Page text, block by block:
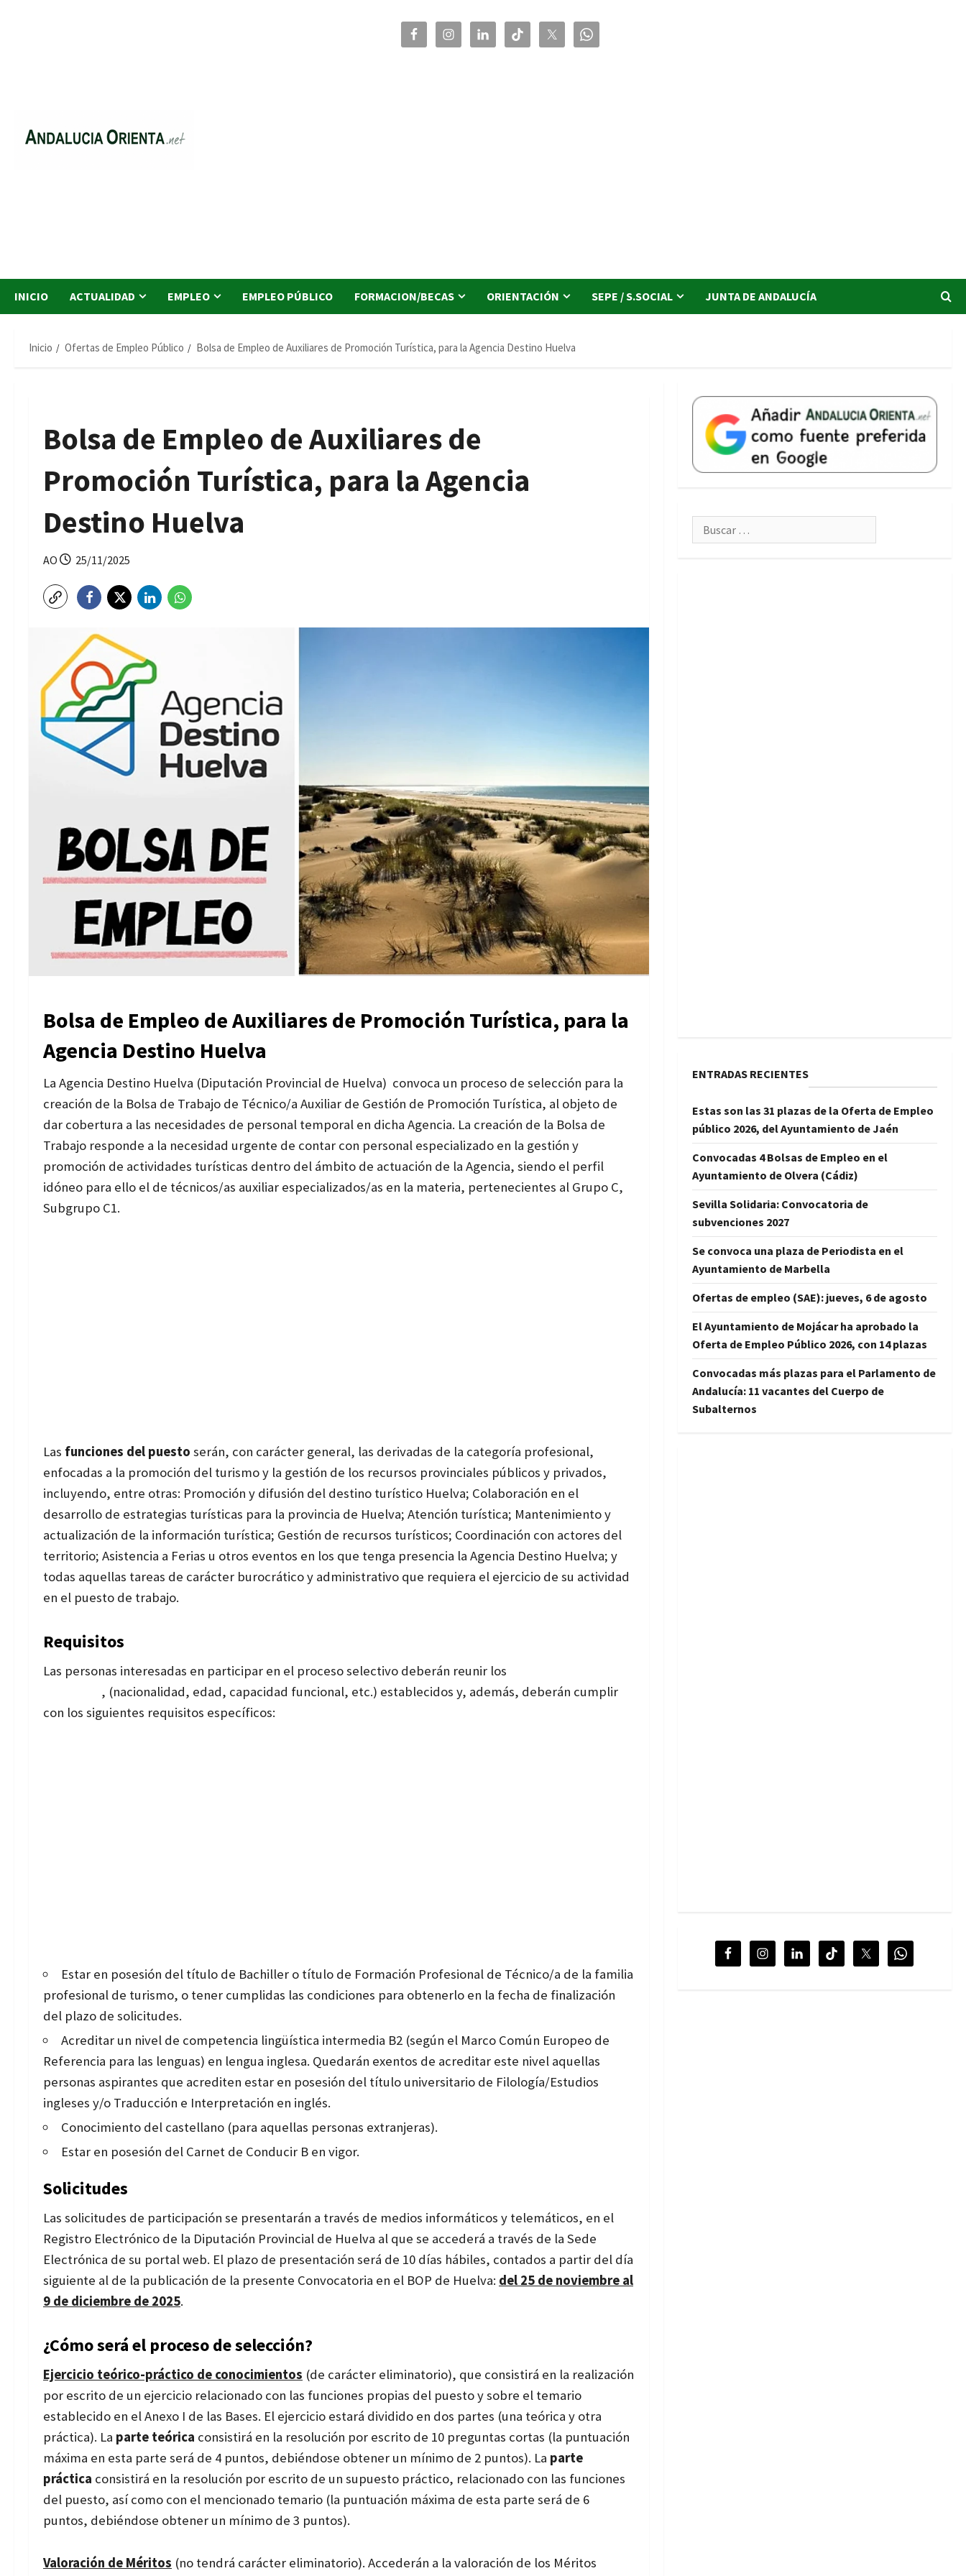
INICIO ACTUALIDAD EMPLEO EMPLEO PÚBLICO FORMACION/BECAS ORIENTACIÓN SEPE / S.SOCIAL JUNTA DE ANDALUCÍA
Inicio Ofertas de Empleo Público Bolsa de Empleo de Auxiliares de Promoción Turística, para la Agencia Destino Huelva
Bolsa de Empleo de Auxiliares de
Promoción Turística, para la Agencia
Destino Huelva
AO 25/11/2025
Bolsa de Empleo de Auxiliares de Promoción Turística, para la
Agencia Destino Huelva
La Agencia Destino Huelva (Diputación Provincial de Huelva) convoca un proceso de selección para la
creación de la Bolsa de Trabajo de Técnico/a Auxiliar de Gestión de Promoción Turística, al objeto de
dar cobertura a las necesidades de personal temporal en dicha Agencia. La creación de la Bolsa de
Trabajo responde a la necesidad urgente de contar con personal especializado en la gestión y
promoción de actividades turísticas dentro del ámbito de actuación de la Agencia, siendo el perfil
idóneo para ello el de técnicos/as auxiliar especializados/as en la materia, pertenecientes al Grupo C,
Subgrupo C1.
Las funciones del puesto serán, con carácter general, las derivadas de la categoría profesional,
enfocadas a la promoción del turismo y la gestión de los recursos provinciales públicos y privados,
incluyendo, entre otras: Promoción y difusión del destino turístico Huelva; Colaboración en el
desarrollo de estrategias turísticas para la provincia de Huelva; Atención turística; Mantenimiento y
actualización de la información turística; Gestión de recursos turísticos; Coordinación con actores del
territorio; Asistencia a Ferias u otros eventos en los que tenga presencia la Agencia Destino Huelva; y
todas aquellas tareas de carácter burocrático y administrativo que requiera el ejercicio de su actividad
en el puesto de trabajo.
Requisitos
Las personas interesadas en participar en el proceso selectivo deberán reunir los
, (nacionalidad, edad, capacidad funcional, etc.) establecidos y, además, deberán cumplir
con los siguientes requisitos específicos:
Estar en posesión del título de Bachiller o título de Formación Profesional de Técnico/a de la familia
profesional de turismo, o tener cumplidas las condiciones para obtenerlo en la fecha de finalización
del plazo de solicitudes.
Acreditar un nivel de competencia lingüística intermedia B2 (según el Marco Común Europeo de
Referencia para las lenguas) en lengua inglesa. Quedarán exentos de acreditar este nivel aquellas
personas aspirantes que acrediten estar en posesión del título universitario de Filología/Estudios
ingleses y/o Traducción e Interpretación en inglés.
Conocimiento del castellano (para aquellas personas extranjeras).
Estar en posesión del Carnet de Conducir B en vigor.
Solicitudes
Las solicitudes de participación se presentarán a través de medios informáticos y telemáticos, en el
Registro Electrónico de la Diputación Provincial de Huelva al que se accederá a través de la Sede
Electrónica de su portal web. El plazo de presentación será de 10 días hábiles, contados a partir del día
siguiente al de la publicación de la presente Convocatoria en el BOP de Huelva: del 25 de noviembre al
9 de diciembre de 2025.
¿Cómo será el proceso de selección?
Ejercicio teórico-práctico de conocimientos (de carácter eliminatorio), que consistirá en la realización
por escrito de un ejercicio relacionado con las funciones propias del puesto y sobre el temario
establecido en el Anexo I de las Bases. El ejercicio estará dividido en dos partes (una teórica y otra
práctica). La parte teórica consistirá en la resolución por escrito de 10 preguntas cortas (la puntuación
máxima en esta parte será de 4 puntos, debiéndose obtener un mínimo de 2 puntos). La parte
práctica consistirá en la resolución por escrito de un supuesto práctico, relacionado con las funciones
del puesto, así como con el mencionado temario (la puntuación máxima de esta parte será de 6
puntos, debiéndose obtener un mínimo de 3 puntos).
Valoración de Méritos (no tendrá carácter eliminatorio). Accederán a la valoración de los Méritos
Buscar:
ENTRADAS RECIENTES
Estas son las 31 plazas de la Oferta de Empleo
público 2026, del Ayuntamiento de Jaén
Convocadas 4 Bolsas de Empleo en el
Ayuntamiento de Olvera (Cádiz)
Sevilla Solidaria: Convocatoria de
subvenciones 2027
Se convoca una plaza de Periodista en el
Ayuntamiento de Marbella
Ofertas de empleo (SAE): jueves, 6 de agosto
El Ayuntamiento de Mojácar ha aprobado la
Oferta de Empleo Público 2026, con 14 plazas
Convocadas más plazas para el Parlamento de
Andalucía: 11 vacantes del Cuerpo de
Subalternos